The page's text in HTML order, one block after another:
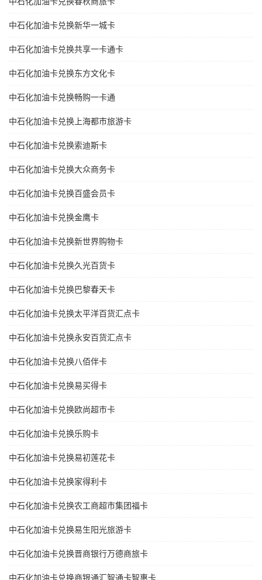
中石化加油卡兑换新华一城卡
中石化加油卡兑换共享一卡通卡
中石化加油卡兑换东方文化卡
中石化加油卡兑换畅购一卡通
中石化加油卡兑换上海都市旅游卡
中石化加油卡兑换索迪斯卡
中石化加油卡兑换大众商务卡
中石化加油卡兑换百盛会员卡
中石化加油卡兑换金鹰卡
中石化加油卡兑换新世界购物卡
中石化加油卡兑换久光百货卡
中石化加油卡兑换巴黎春天卡
中石化加油卡兑换太平洋百货汇点卡
中石化加油卡兑换永安百货汇点卡
中石化加油卡兑换八佰伴卡
中石化加油卡兑换易买得卡
中石化加油卡兑换欧尚超市卡
中石化加油卡兑换乐购卡
中石化加油卡兑换易初莲花卡
中石化加油卡兑换家得利卡
中石化加油卡兑换农工商超市集团福卡
中石化加油卡兑换易生阳光旅游卡
中石化加油卡兑换晋商银行万德商旅卡
中石化加油卡兑换商银通汇智通卡智惠卡